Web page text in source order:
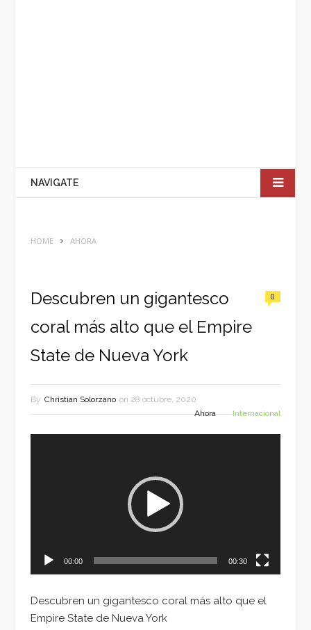
NAVIGATE
HOME AHORA
Descubren un gigantesco
coral más alto que el Empire
State de Nueva York
0
By Christian Solorzano on 28 octubre, 2020
Ahora
Internacional
00:00 00:30
Descubren un gigantesco coral más alto que el
Empire State de Nueva York